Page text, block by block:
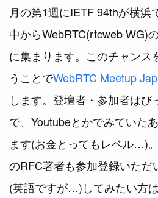
月の第1週にIETF 94thが横浜
中からWebRTC(rtcweb WG)
に集まります。このチャンス
うことでWebRTC Meetup
します。登壇者・参加者はび
で、Youtubeとかでみていた
ます(お金とってもレベル…)
のRFC著者も参加登録いただ
(英語ですが…)してみたい方